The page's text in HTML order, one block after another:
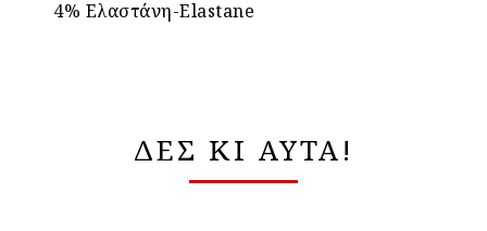
4% Ελαστάνη-Elastane
ΔΕΣ ΚΙ ΑΥΤΑ!